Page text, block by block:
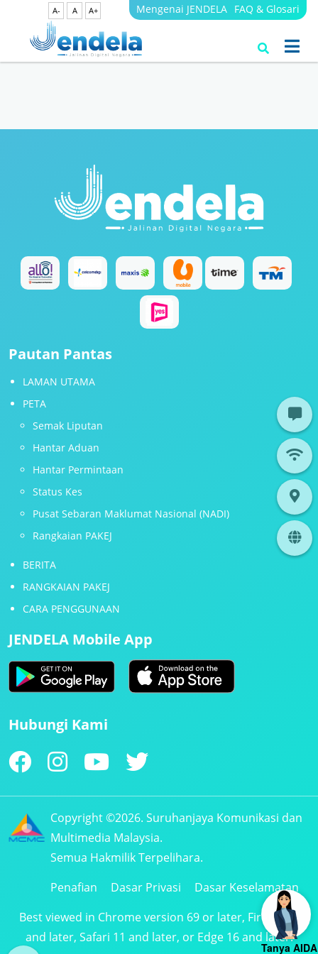
A- A A+ Mengenai JENDELA FAQ & Glosari
Search Results
Pautan Pantas
LAMAN UTAMA
PETA
Semak Liputan
Hantar Aduan
Hantar Permintaan
Status Kes
Pusat Sebaran Maklumat Nasional (NADI)
Rangkaian PAKEJ
BERITA
RANGKAIAN PAKEJ
CARA PENGGUNAAN
JENDELA Mobile App
Hubungi Kami
Copyright ©2026. Suruhanjaya Komunikasi dan
Multimedia Malaysia.
Semua Hakmilik Terpelihara.
Penafian
Dasar Privasi
Dasar Keselamatan
Best viewed in Chrome version 69 or later, Firefox 61
and later, Safari 11 and later, or Edge 16 and later.